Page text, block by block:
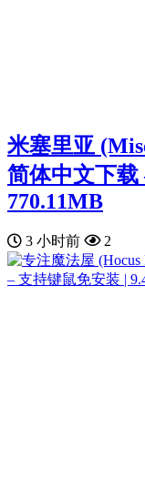
米塞里亚
简体中文下载
770.11MB
3 小时前 2